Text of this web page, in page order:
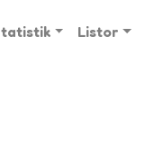
Listor